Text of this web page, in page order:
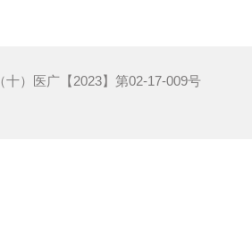
十）医广【2023】第02-17-009号